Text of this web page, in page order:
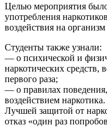
Целью мероприятия
употребления
воздействия на организм
Студенты также узнали:
— о психической и
наркотических
первого раза;
— о правилах
воздействием наркотика.
Лучшей защитой от
отказ «один раз